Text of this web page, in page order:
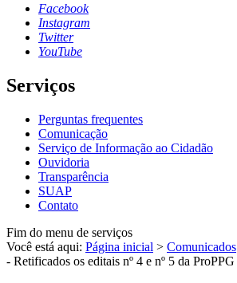
Facebook
Instagram
Twitter
YouTube
Serviços
Perguntas frequentes
Comunicação
Serviço de Informação ao Cidadão
Ouvidoria
Transparência
SUAP
Contato
Fim do menu de serviços
Você está aqui: Página inicial > Comunicados
- Retificados os editais nº 4 e nº 5 da ProPPG